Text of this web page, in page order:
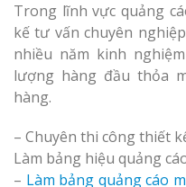
Trong lĩnh vực quảng
kế tư vấn chuyên
nhiều năm kinh
lượng hàng đầu thỏa
hàng.
– Chuyên thi công thiết
Làm bảng hiệu quảng
– Làm bảng quảng cáo